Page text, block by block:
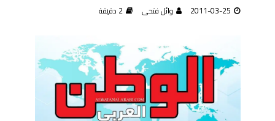
2011-03-25 وائل فتحى 2 دقيقة